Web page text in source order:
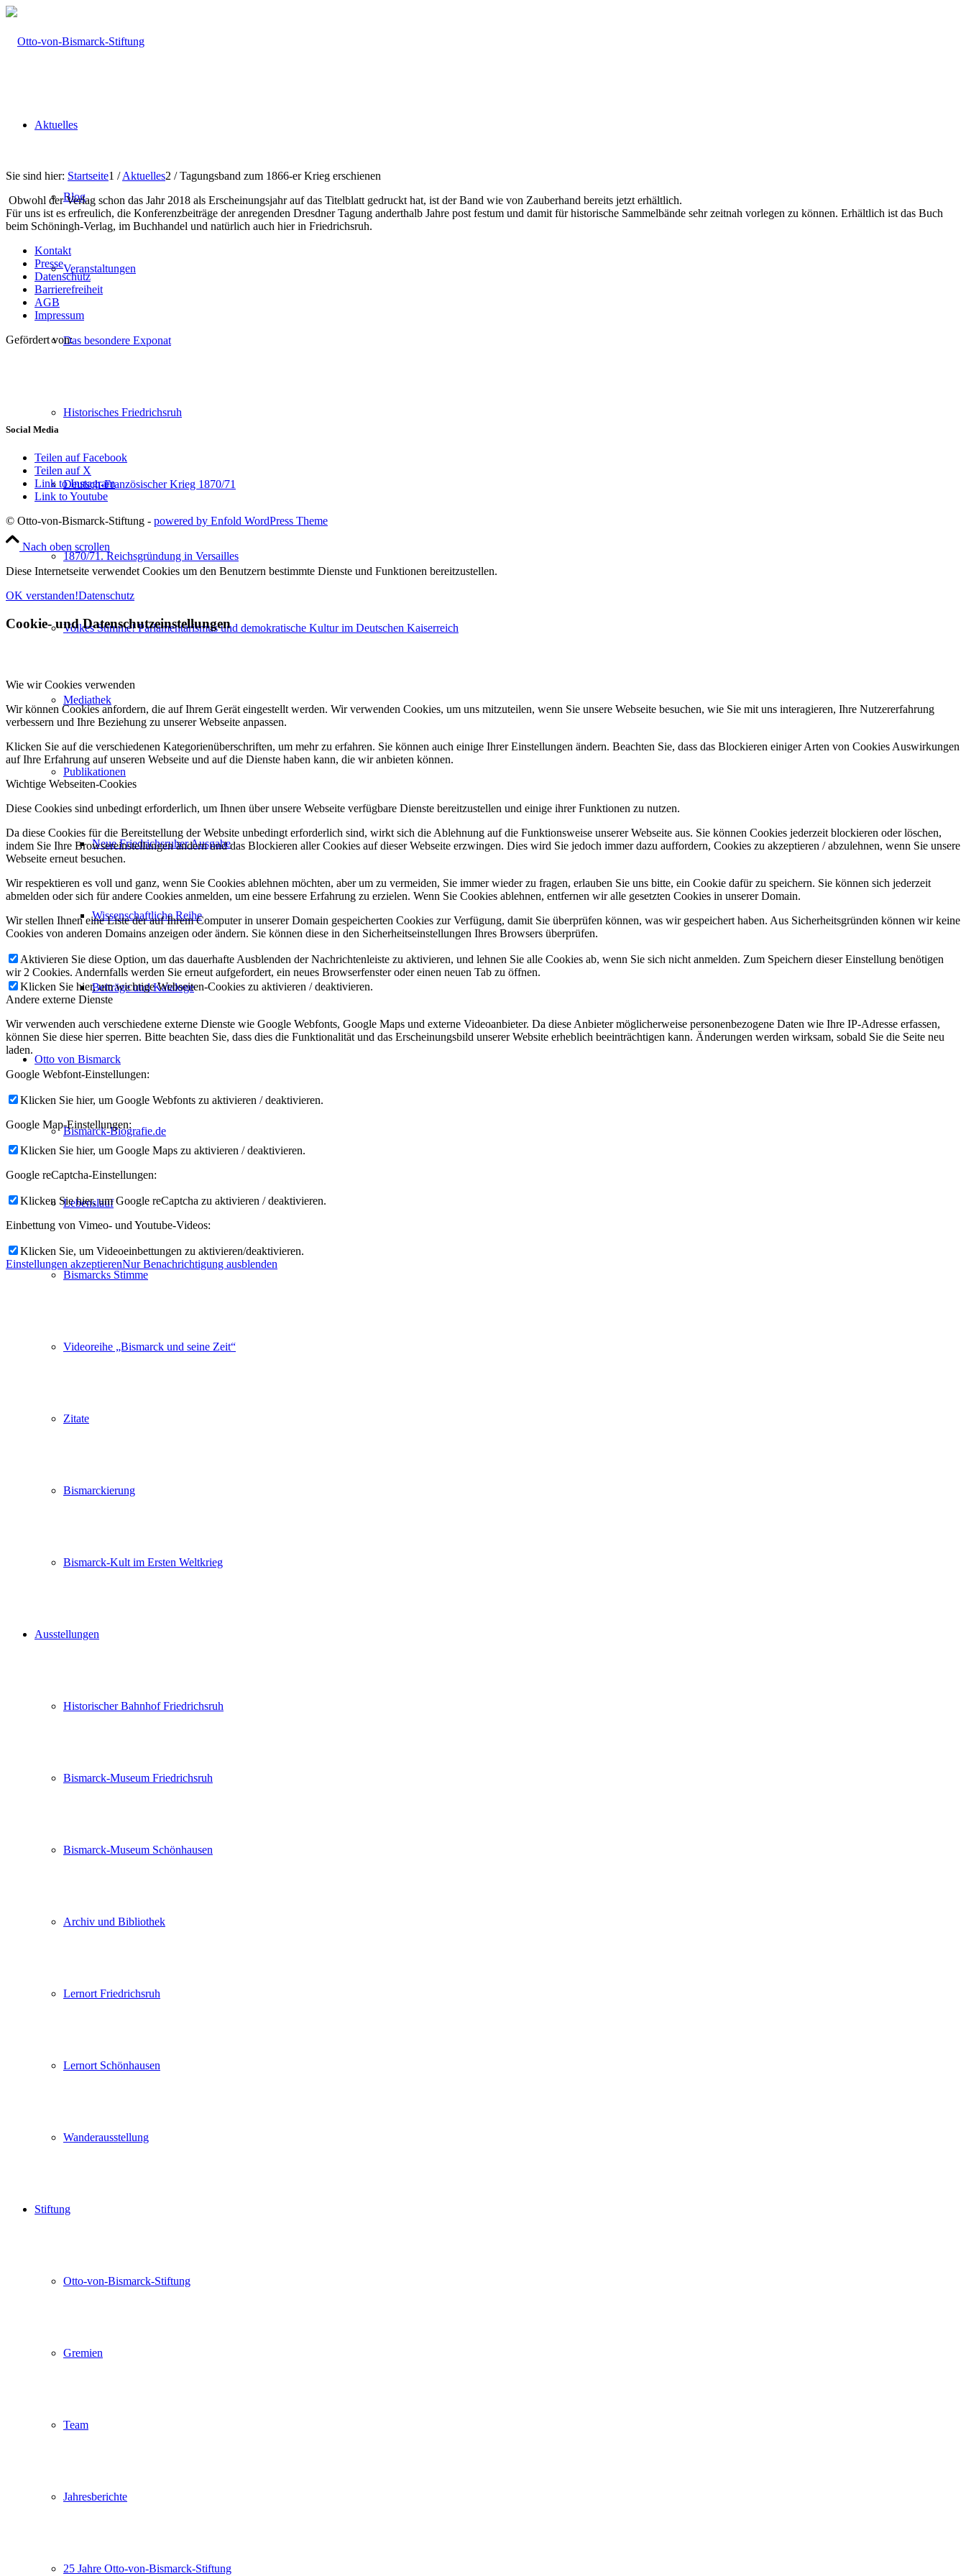
Aktuelles
Blog
Veranstaltungen
Das besondere Exponat
Historisches Friedrichsruh
Deutsch-Französischer Krieg 1870/71
1870/71. Reichsgründung in Versailles
Volkes Stimme! Parlamentarismus und demokratische Kultur im Deutschen Kaiserreich
Mediathek
Publikationen
Neue Friedrichsruher Ausgabe
Wissenschaftliche Reihe
Beiträge und Kataloge
Otto von Bismarck
Bismarck-Biografie.de
Lebenslauf
Bismarcks Stimme
Videoreihe „Bismarck und seine Zeit“
Zitate
Bismarckierung
Bismarck-Kult im Ersten Weltkrieg
Ausstellungen
Historischer Bahnhof Friedrichsruh
Bismarck-Museum Friedrichsruh
Bismarck-Museum Schönhausen
Archiv und Bibliothek
Lernort Friedrichsruh
Lernort Schönhausen
Wanderausstellung
Stiftung
Otto-von-Bismarck-Stiftung
Gremien
Team
Jahresberichte
25 Jahre Otto-von-Bismarck-Stiftung
Sie sind hier: Startseite1 / Aktuelles2 / Tagungsband zum 1866-er Krieg erschienen
Obwohl der Verlag schon das Jahr 2018 als Erscheinungsjahr auf das Titelblatt gedruckt hat, ist der Band wie von Zauberhand bereits jetzt erhältlich.
Für uns ist es erfreulich, die Konferenzbeiträge der anregenden Dresdner Tagung anderthalb Jahre post festum und damit für historische Sammelbände sehr zeitnah vorlegen zu können. Erhältlich ist das Buch
beim Schöningh-Verlag, im Buchhandel und natürlich auch hier in Friedrichsruh.
Kontakt
Presse
Datenschutz
Barrierefreiheit
AGB
Impressum
Gefördert von:
Social Media
Teilen auf Facebook
Teilen auf X
Link to Instagram
Link to Youtube
© Otto-von-Bismarck-Stiftung - powered by Enfold WordPress Theme
Nach oben scrollen
Diese Internetseite verwendet Cookies um den Benutzern bestimmte Dienste und Funktionen bereitzustellen.
OK verstanden!Datenschutz
Cookie- und Datenschutzeinstellungen
Wie wir Cookies verwenden
Wir können Cookies anfordern, die auf Ihrem Gerät eingestellt werden. Wir verwenden Cookies, um uns mitzuteilen, wenn Sie unsere Webseite besuchen, wie Sie mit uns interagieren, Ihre Nutzererfahrung
verbessern und Ihre Beziehung zu unserer Webseite anpassen.
Klicken Sie auf die verschiedenen Kategorienüberschriften, um mehr zu erfahren. Sie können auch einige Ihrer Einstellungen ändern. Beachten Sie, dass das Blockieren einiger Arten von Cookies Auswirkungen
auf Ihre Erfahrung auf unseren Webseite und auf die Dienste haben kann, die wir anbieten können.
Wichtige Webseiten-Cookies
Diese Cookies sind unbedingt erforderlich, um Ihnen über unsere Webseite verfügbare Dienste bereitzustellen und einige ihrer Funktionen zu nutzen.
Da diese Cookies für die Bereitstellung der Website unbedingt erforderlich sind, wirkt sich die Ablehnung auf die Funktionsweise unserer Webseite aus. Sie können Cookies jederzeit blockieren oder löschen,
indem Sie Ihre Browsereinstellungen ändern und das Blockieren aller Cookies auf dieser Webseite erzwingen. Dies wird Sie jedoch immer dazu auffordern, Cookies zu akzeptieren / abzulehnen, wenn Sie unsere
Webseite erneut besuchen.
Wir respektieren es voll und ganz, wenn Sie Cookies ablehnen möchten, aber um zu vermeiden, Sie immer wieder zu fragen, erlauben Sie uns bitte, ein Cookie dafür zu speichern. Sie können sich jederzeit
abmelden oder sich für andere Cookies anmelden, um eine bessere Erfahrung zu erzielen. Wenn Sie Cookies ablehnen, entfernen wir alle gesetzten Cookies in unserer Domain.
Wir stellen Ihnen eine Liste der auf Ihrem Computer in unserer Domain gespeicherten Cookies zur Verfügung, damit Sie überprüfen können, was wir gespeichert haben. Aus Sicherheitsgründen können wir keine
Cookies von anderen Domains anzeigen oder ändern. Sie können diese in den Sicherheitseinstellungen Ihres Browsers überprüfen.
Aktivieren Sie diese Option, um das dauerhafte Ausblenden der Nachrichtenleiste zu aktivieren, und lehnen Sie alle Cookies ab, wenn Sie sich nicht anmelden. Zum Speichern dieser Einstellung benötigen
wir 2 Cookies. Andernfalls werden Sie erneut aufgefordert, ein neues Browserfenster oder einen neuen Tab zu öffnen.
Klicken Sie hier, um wichtige Webseiten-Cookies zu aktivieren / deaktivieren.
Andere externe Dienste
Wir verwenden auch verschiedene externe Dienste wie Google Webfonts, Google Maps und externe Videoanbieter. Da diese Anbieter möglicherweise personenbezogene Daten wie Ihre IP-Adresse erfassen,
können Sie diese hier sperren. Bitte beachten Sie, dass dies die Funktionalität und das Erscheinungsbild unserer Website erheblich beeinträchtigen kann. Änderungen werden wirksam, sobald Sie die Seite neu
laden.
Google Webfont-Einstellungen:
Klicken Sie hier, um Google Webfonts zu aktivieren / deaktivieren.
Google Map-Einstellungen:
Klicken Sie hier, um Google Maps zu aktivieren / deaktivieren.
Google reCaptcha-Einstellungen:
Klicken Sie hier, um Google reCaptcha zu aktivieren / deaktivieren.
Einbettung von Vimeo- und Youtube-Videos:
Klicken Sie, um Videoeinbettungen zu aktivieren/deaktivieren.
Einstellungen akzeptierenNur Benachrichtigung ausblenden